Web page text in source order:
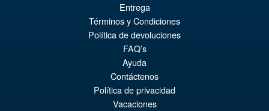
IN DEN WARENKORB
Entrega
Términos y Condiciones
Política de devoluciones
FAQ’s
Ayuda
Contáctenos
Política de privacidad
Vacaciones